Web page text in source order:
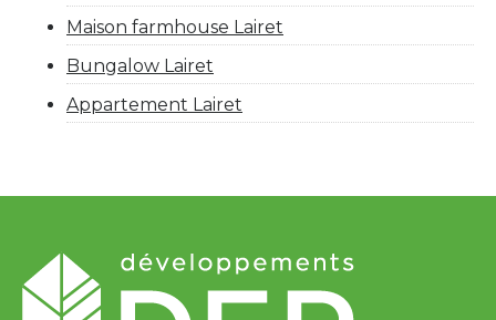
Maison farmhouse Lairet
Bungalow Lairet
Appartement Lairet